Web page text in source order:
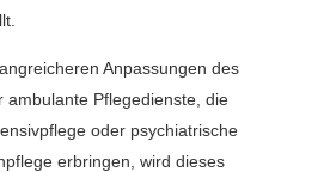
Anpassungen des
ambulante Pflegedienste, die
oder psychiatrische
erbringen, wird dieses